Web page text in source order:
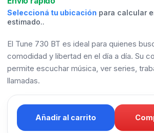
Seleccioná tu ubicación para calcular
estimado..
El Tune 730 BT es ideal para quienes
comodidad y libertad en el día a día. Su
permite escuchar música, ver series,
llamadas.
Añadir al carrito